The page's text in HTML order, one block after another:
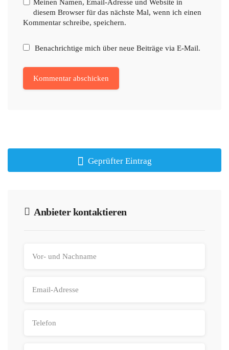
Meinen Namen, Email-Adresse und Website in
diesem Browser für das nächste Mal, wenn ich einen
Kommentar schreibe, speichern.
Benachrichtige mich über neue Beiträge via E-Mail.
Geprüfter Eintrag
Anbieter kontaktieren